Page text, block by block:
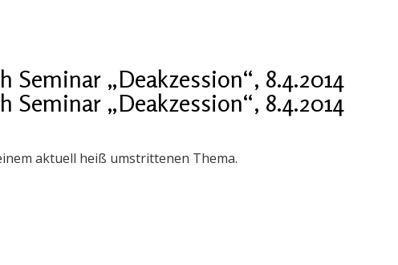
Seminar „Deakzession“, 8.4.2014
Seminar „Deakzession“, 8.4.2014
aktuell heiß umstrittenen Thema.